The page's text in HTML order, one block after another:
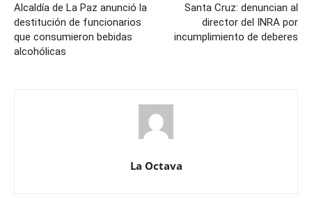
Alcaldía de La Paz anunció la
destitución de funcionarios
que consumieron bebidas
alcohólicas
Santa Cruz: denuncian al
director del INRA por
incumplimiento de deberes
La Octava